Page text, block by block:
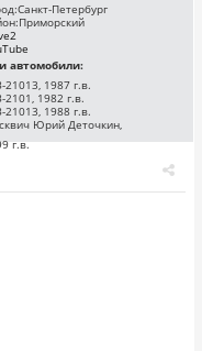
Санкт-Петербург
Приморский
автомобили:
21013, 1987 г.в.
2101, 1982 г.в.
21013, 1988 г.в.
Юрий Деточкин,
г.в.